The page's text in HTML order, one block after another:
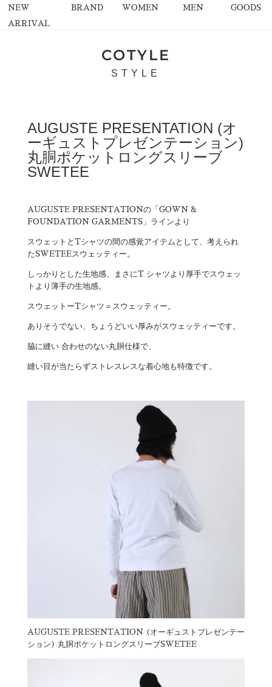
NEW
ARRIVAL
BRAND WOMEN MEN GOODS
COTYLE
STYLE
AUGUSTE PRESENTATION (オ
ーギュストプレゼンテーション)
丸胴ポケットロングスリーブ
SWETEE
AUGUSTE PRESENTATIONの「GOWN &
FOUNDATION GARMENTS」ラインより
スウェットとTシャツの間の感覚アイテムとして、考えられ
たSWETEEスウェッティー。
しっかりとした生地感、まさにT シャツより厚手でスウェッ
トより薄手の生地感。
スウェットーTシャツ＝スウェッティー。
ありそうでない、ちょうどいい厚みがスウェッティーです。
脇に縫い 合わせのない丸胴仕様で、
縫い目が当たらずストレスレスな着心地も特徴です。
AUGUSTE PRESENTATION (オーギュストプレゼンテー
ション) 丸胴ポケットロングスリーブSWETEE